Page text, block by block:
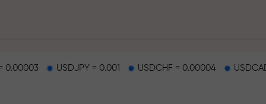
0.00003 USDJPY = 0.001 USDCHF = 0.00004